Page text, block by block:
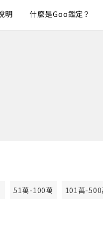
明 什麼是Goo鑑定？
51萬-100萬 101萬-500